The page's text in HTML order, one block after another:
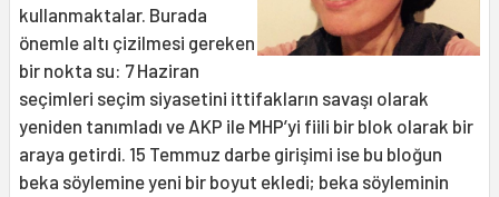
kullanmaktalar. Burada
önemle altı çizilmesi gereken
bir nokta su: 7 Haziran
seçimleri seçim siyasetini ittifakların savaşı olarak
yeniden tanımladı ve AKP ile MHP’yi fiili bir blok olarak bir
araya getirdi. 15 Temmuz darbe girişimi ise bu bloğun
beka söylemine yeni bir boyut ekledi; beka söyleminin